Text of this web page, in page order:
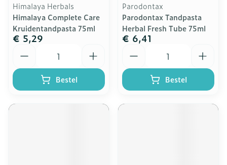
Himalaya Herbals
Himalaya Complete Care
Kruidentandpasta 75ml
€ 5,29
Bestel
Parodontax
Parodontax Tandpasta
Herbal Fresh Tube 75ml
€ 6,41
Bestel